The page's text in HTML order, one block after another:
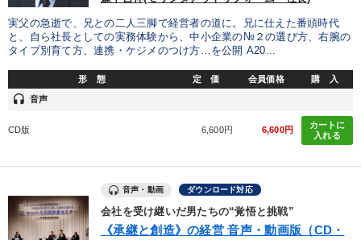
実父の急逝で、兄との二人三脚で経営者の道に。兄に仕えた番頭時代
と、自ら社長としての実務体験から、中小企業の№２の選び方、右腕の
タイプ別育て方、連携・ケジメのつけ方…を公開 A20...
形 態 定 価 会員価格 購 入
headset 音声
CD版 6,600円 6,600円
カートに
入れる
音声・動画 ダウンロード対応
会社を受け継いだ男たちの“覚悟と挑戦”
《承継と創造》の経営 音声・動画版（CD・